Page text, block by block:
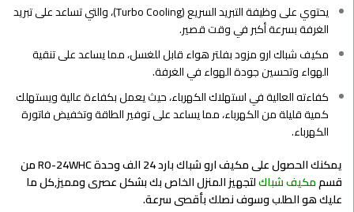
يحتوي على وظيفة التبريد السريع (Turbo Cooling)، والتي تساعد على تبريد
الغرفة بسرعة أكبر في وقت قصير.
مكيف شباك ارو مزود بفلتر هواء قابل للغسل، مما يساعد على تنقية
الهواء وتحسين جودة الهواء في الغرفة.
كفاءته العالية في استهلاك الكهرباء، حيث يعمل بكفاءة عالية ويستهلك
كمية قليلة من الكهرباء، مما يساعد على توفير الطاقة وتخفيض فاتورة
الكهرباء.
يمكنك الحصول على مكيف ارو شباك بارد 24 الف وحدة RO-24WHC من
قسممكيف شباكلتجهيز المنزل الخاص بك بشكل عصرى ومميز,كل ما
عليك هو الطلب وسوف نصلك بأقصى سرعة.